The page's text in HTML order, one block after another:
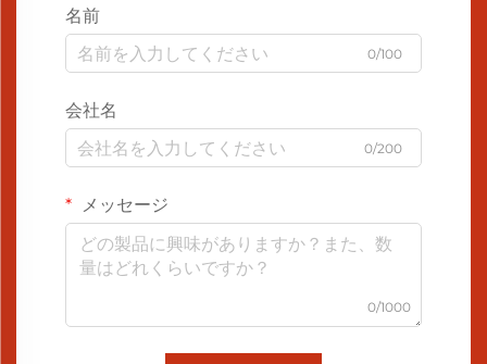
名前
0/100
会社名
0/200
メッセージ
0/1000